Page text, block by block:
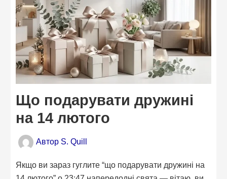
Що подарувати дружині
на 14 лютого
Автор S. Quill
Якщо ви зараз гуглите “що подарувати дружині на